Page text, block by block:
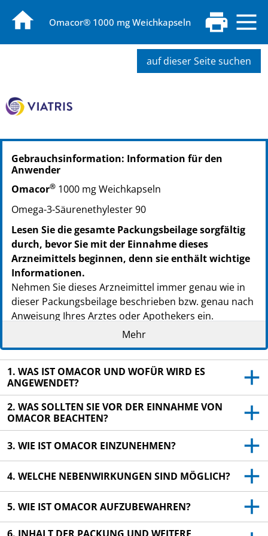
Omacor® 1000 mg Weichkapseln
auf dieser Seite suchen
PZN: 03249148
PPN: 110324914891
NTIN: 04150032491485
PZN: 03249208
PPN: 110324920860
NTIN: 04150032492086
Gebrauchsinformation: Information für den
Anwender
Omacor® 1000 mg Weichkapseln
Omega-3-Säurenethylester 90
Lesen Sie die gesamte Packungsbeilage sorgfältig
durch, bevor Sie mit der Einnahme dieses
Arzneimittels beginnen, denn sie enthält wichtige
Informationen.
Nehmen Sie dieses Arzneimittel immer genau wie in
dieser Packungsbeilage beschrieben bzw. genau nach
Anweisung Ihres Arztes oder Apothekers ein.
Heben Sie die Packungsbeilage auf. Vielleicht
möchten Sie diese später nochmals lesen.
Fragen Sie Ihren Apotheker, wenn Sie weitere
Informationen oder einen Rat benötigen.
Wenn Sie Nebenwirkungen bemerken, wenden Sie
sich an Ihren Arzt oder Apotheker. Dies gilt auch
für Nebenwirkungen, die nicht in dieser
Packungsbeilage angegeben sind. Siehe Abschnitt
4.
Mehr
1. WAS IST OMACOR UND WOFÜR WIRD ES
ANGEWENDET?
2. WAS SOLLTEN SIE VOR DER EINNAHME VON
OMACOR BEACHTEN?
3. WIE IST OMACOR EINZUNEHMEN?
4. WELCHE NEBENWIRKUNGEN SIND MÖGLICH?
5. WIE IST OMACOR AUFZUBEWAHREN?